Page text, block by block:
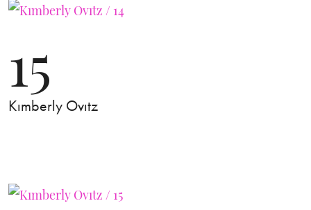
15
Kımberly Ovıtz